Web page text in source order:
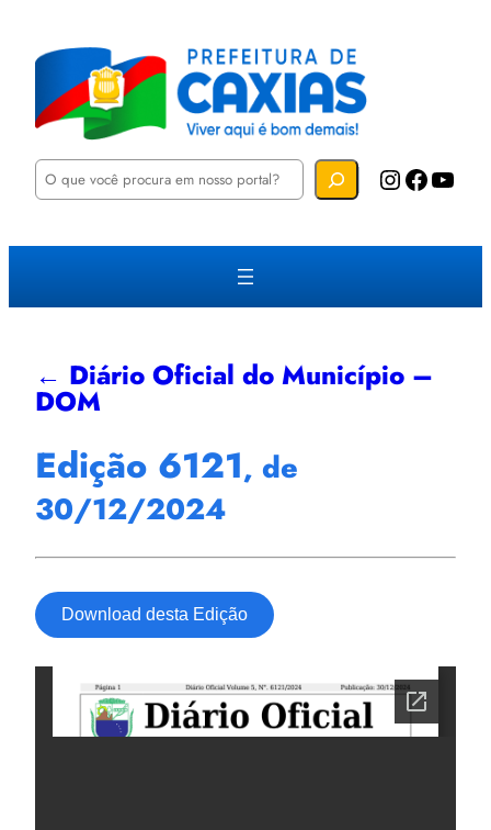
P
u
a
Instagram Facebook YouTube
← Diário Oficial do Município –
DOM
Edição 6121, de
30/12/2024
Download desta Edição